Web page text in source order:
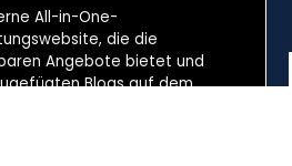
All-in-One-
die die
Angebote bietet und
Blogs auf dem